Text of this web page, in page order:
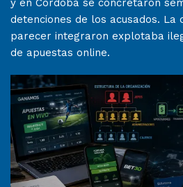
y en Córdoba se concretaron
detenciones de los acusados. La
parecer integraron explotaba
de apuestas online.